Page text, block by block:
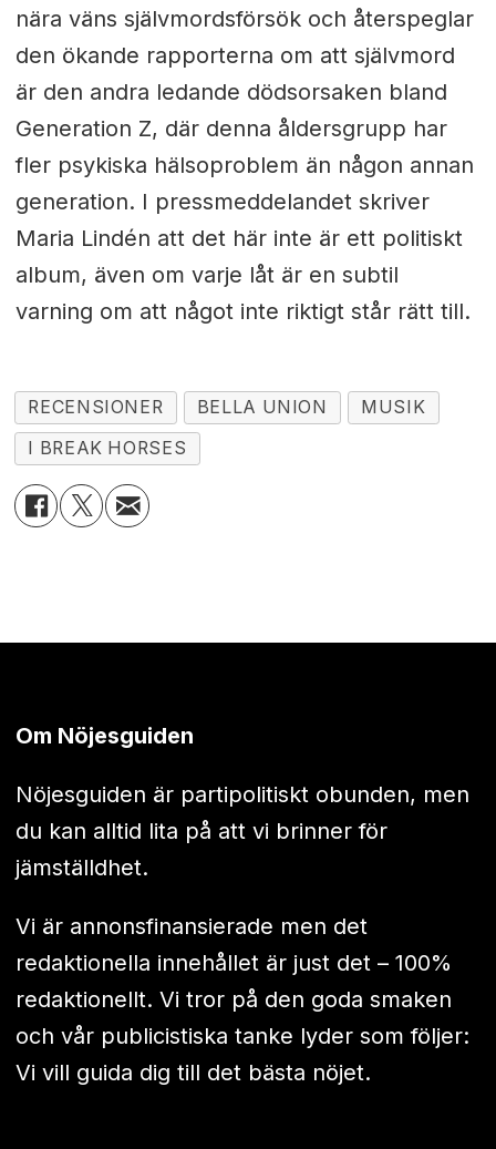
nära väns självmordsförsök och återspeglar
den ökande rapporterna om att självmord
är den andra ledande dödsorsaken bland
Generation Z, där denna åldersgrupp har
fler psykiska hälsoproblem än någon annan
generation. I pressmeddelandet skriver
Maria Lindén att det här inte är ett politiskt
album, även om varje låt är en subtil
varning om att något inte riktigt står rätt till.
RECENSIONER BELLA UNION
MUSIK
I BREAK HORSES
Om Nöjesguiden
Nöjesguiden är partipolitiskt obunden, men
du kan alltid lita på att vi brinner för
jämställdhet.
Vi är annonsfinansierade men det
redaktionella innehållet är just det – 100%
redaktionellt. Vi tror på den goda smaken
och vår publicistiska tanke lyder som följer:
Vi vill guida dig till det bästa nöjet.